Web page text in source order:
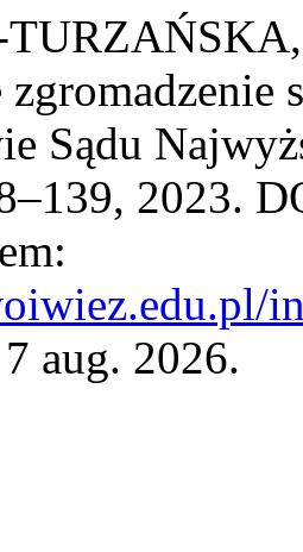
zgromadzenie
Sądu
2023.
aug. 2026.